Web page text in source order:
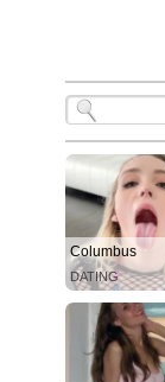
Columbus
DATING